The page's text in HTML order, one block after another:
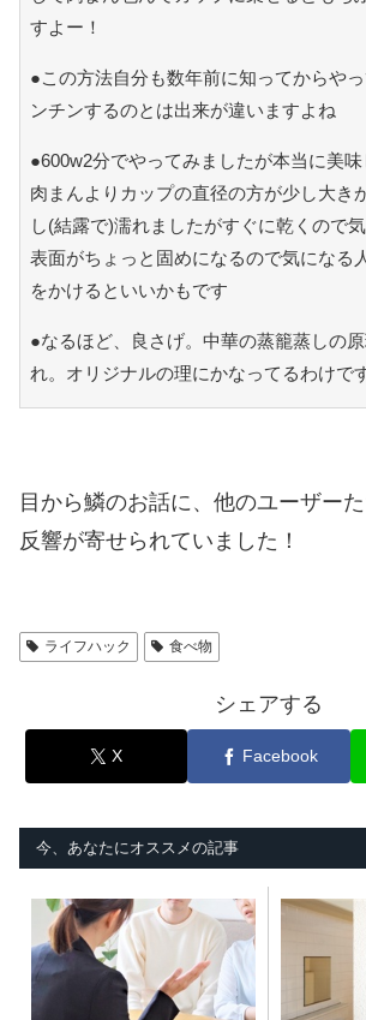
すよー！
●この方法自分も数年前に知ってからや
ンチンするのとは出来が違いますよね
●600w2分でやってみましたが本当に美味
肉まんよりカップの直径の方が少し大き
し(結露で)濡れましたがすぐに乾くので気
表面がちょっと固めになるので気になる
をかけるといいかもです
●なるほど、良さげ。中華の蒸籠蒸しの
れ。オリジナルの理にかなってるわけで
目から鱗のお話に、他のユーザー
反響が寄せられていました！
ライフハック 食べ物
シェアする
X Facebook
今、あなたにオススメの記事